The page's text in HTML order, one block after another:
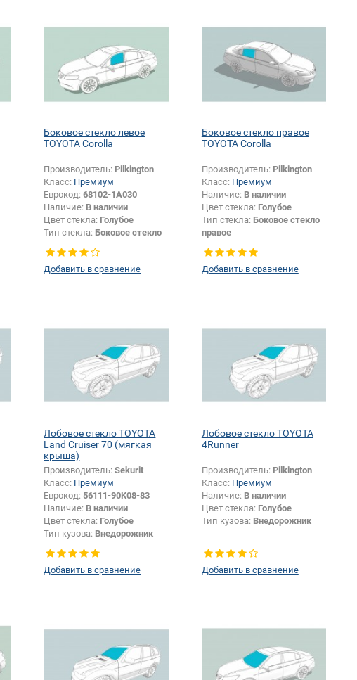
Боковое стекло левое
TOYOTA Corolla
Производитель: Pilkington
Класс: Премиум
Еврокод:68102-1A030
Наличие: В наличии
Цвет стекла: Голубое
Тип стекла: Боковое стекло
левое
Добавить в сравнение
Боковое стекло правое
TOYOTA Corolla
Производитель: Pilkington
Класс: Премиум
Наличие: В наличии
Цвет стекла: Голубое
Тип стекла: Боковое стекло
правое
Добавить в сравнение
Лобовое стекло TOYOTA
Land Cruiser 70 (мягкая
крыша)
Производитель:Sekurit
Класс: Премиум
Еврокод: 56111-90K08-83
Наличие: В наличии
Цвет стекла: Голубое
Тип кузова: Внедорожник
Добавить в сравнение
Лобовое стекло TOYOTA
4Runner
Производитель: Pilkington
Класс: Премиум
Наличие: В наличии
Цвет стекла: Голубое
Тип кузова: Внедорожник
Добавить в сравнение